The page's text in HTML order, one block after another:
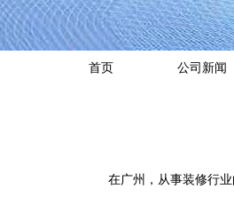
首页 公司新闻
在广州，从事装修行业